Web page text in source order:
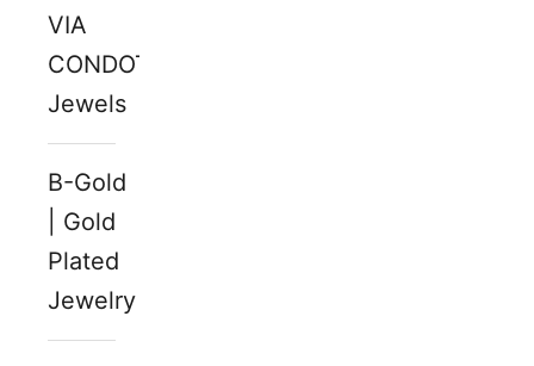
VIA
CONDOTTI
Jewels
B-Gold
| Gold
Plated
Jewelry